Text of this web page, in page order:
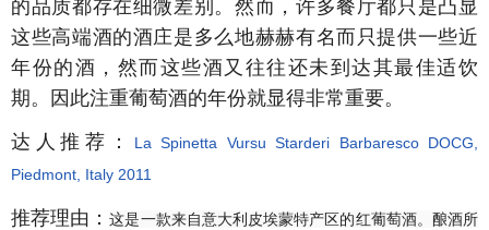
的品质都存在细微差别。然而，许多餐厅都只是凸显
这些高端酒的酒庄是多么地赫赫有名而只提供一些近
年份的酒，然而这些酒又往往还未到达其最佳适饮
期。因此注重葡萄酒的年份就显得非常重要。
达人推荐：
La Spinetta Vursu Starderi Barbaresco DOCG,
Piedmont, Italy 2011
推荐理由：这是一款来自意大利皮埃蒙特产区的红葡萄酒。酿酒所